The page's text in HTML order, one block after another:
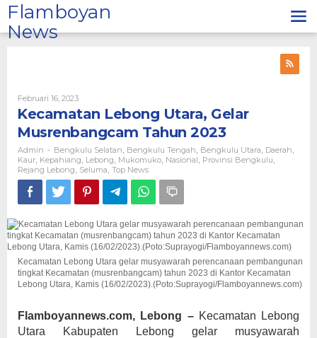
Lewati
ke
konten
Flamboyan
News
Februari 16, 2023Oleh
Admin
Kecamatan Lebong Utara, Gelar
Musrenbangcam Tahun 2023
Admin - Bengkulu Selatan Bengkulu Tengah Bengkulu Utara Daerah
Kaur Kepahiang Lebong Mukomuko Nasional Provinsi Bengkulu
Rejang Lebong Seluma Top News
Kecamatan Lebong Utara gelar musyawarah perencanaan pembangunan
tingkat Kecamatan (musrenbangcam) tahun 2023 di Kantor Kecamatan
Lebong Utara, Kamis (16/02/2023).(Poto:Suprayogi/Flamboyannews.com)
Flamboyannews.com, Lebong – Kecamatan Lebong
Utara Kabupaten Lebong gelar musyawarah